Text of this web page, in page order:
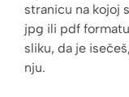
stranicu na kojoj
jpg ili pdf
sliku, da je
nju.